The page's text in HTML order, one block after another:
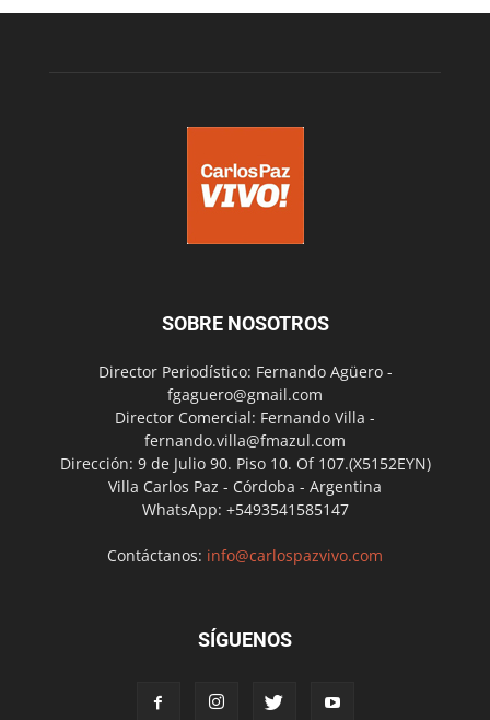
SOBRE NOSOTROS
Director Periodístico: Fernando Agüero -
fgaguero@gmail.com
Director Comercial: Fernando Villa -
fernando.villa@fmazul.com
Dirección: 9 de Julio 90. Piso 10. Of 107.(X5152EYN)
Villa Carlos Paz - Córdoba - Argentina
WhatsApp: +5493541585147
Contáctanos: info@carlospazvivo.com
SÍGUENOS